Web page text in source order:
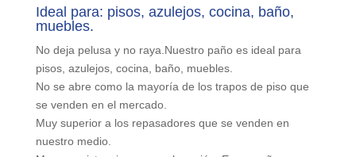
Ideal para: pisos, azulejos, cocina, baño,
muebles.
No deja pelusa y no raya.Nuestro paño es ideal para
pisos, azulejos, cocina, baño, muebles.
No se abre como la mayoría de los trapos de piso que
se venden en el mercado.
Muy superior a los repasadores que se venden en
nuestro medio.